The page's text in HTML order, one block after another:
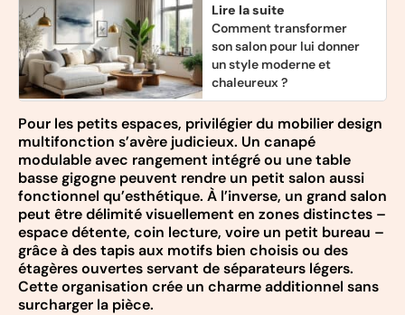
Lire la suite
Comment transformer
son salon pour lui donner
un style moderne et
chaleureux ?
Pour les petits espaces, privilégier du mobilier design
multifonction s’avère judicieux. Un canapé
modulable avec rangement intégré ou une table
basse gigogne peuvent rendre un petit salon aussi
fonctionnel qu’esthétique. À l’inverse, un grand salon
peut être délimité visuellement en zones distinctes –
espace détente, coin lecture, voire un petit bureau –
grâce à des tapis aux motifs bien choisis ou des
étagères ouvertes servant de séparateurs légers.
Cette organisation crée un charme additionnel sans
surcharger la pièce.